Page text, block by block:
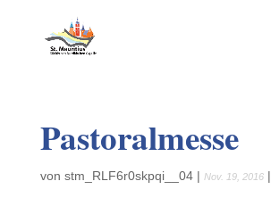
Pastoralmesse
von stm_RLF6r0skpqi__04| Nov. 19, 2016|